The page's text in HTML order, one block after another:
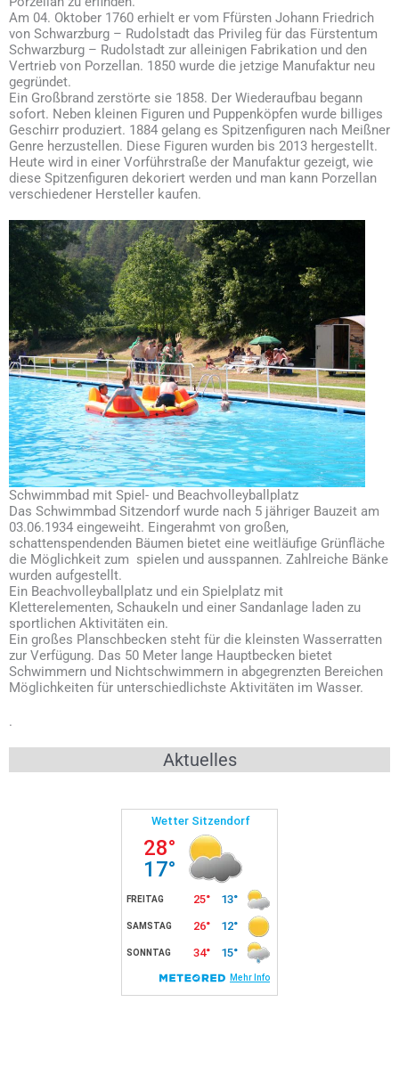
Am 04. Oktober 1760 erhielt er vom Ffürsten Johann Friedrich
von Schwarzburg – Rudolstadt das Privileg für das Fürstentum
Schwarzburg – Rudolstadt zur alleinigen Fabrikation und den
Vertrieb von Porzellan. 1850 wurde die jetzige Manufaktur neu
gegründet.
Ein Großbrand zerstörte sie 1858. Der Wiederaufbau begann
sofort. Neben kleinen Figuren und Puppenköpfen wurde billiges
Geschirr produziert. 1884 gelang es Spitzenfiguren nach Meißner
Genre herzustellen. Diese Figuren wurden bis 2013 hergestellt.
Heute wird in einer Vorführstraße der Manufaktur gezeigt, wie
diese Spitzenfiguren dekoriert werden und man kann Porzellan
verschiedener Hersteller kaufen.
Schwimmbad mit Spiel- und Beachvolleyballplatz
Das Schwimmbad Sitzendorf wurde nach 5 jähriger Bauzeit am
03.06.1934 eingeweiht. Eingerahmt von großen,
schattenspendenden Bäumen bietet eine weitläufige Grünfläche
die Möglichkeit zum spielen und ausspannen. Zahlreiche Bänke
wurden aufgestellt.
Ein Beachvolleyballplatz und ein Spielplatz mit
Kletterelementen, Schaukeln und einer Sandanlage laden zu
sportlichen Aktivitäten ein.
Ein großes Planschbecken steht für die kleinsten Wasserratten
zur Verfügung. Das 50 Meter lange Hauptbecken bietet
Schwimmern und Nichtschwimmern in abgegrenzten Bereichen
Möglichkeiten für unterschiedlichste Aktivitäten im Wasser.
.
Aktuelles